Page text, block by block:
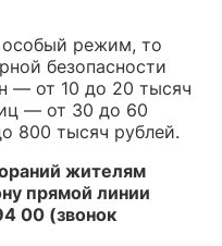
режим, то
безопасности
— от 10 до 20 тысяч
— от 30 до 60
800 тысяч рублей.
жителям
прямой линии
00 (звонок